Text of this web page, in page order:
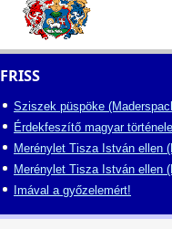
FRISS
Sziszek püspöke
Érdekfeszítő magyar
Merénylet Tisza István ellen
Merénylet Tisza István ellen
Imával a győzelemért!